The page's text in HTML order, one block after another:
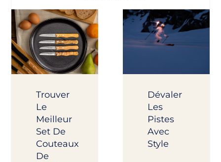
Trouver
Le
Meilleur
Set De
Couteaux
De
Dévaler
Les
Pistes
Avec
Style